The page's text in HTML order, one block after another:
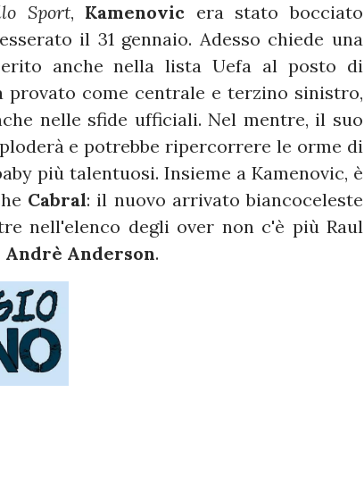
Sport, Kamenovic era stato bocciato
il 31 gennaio. Adesso chiede una
anche nella lista Uefa al posto di
provato come centrale e terzino sinistro,
nelle sfide ufficiali. Nel mentre, il suo
e potrebbe ripercorrere le orme di
più talentuosi. Insieme a Kamenovic, è
Cabral: il nuovo arrivato biancoceleste
nell'elenco degli over non c'è più Raul
Andrè Anderson.